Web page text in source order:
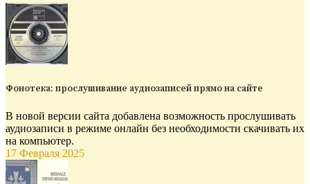
Фонотека: прослушивание аудиозаписей прямо на сайте
В новой версии сайта добавлена возможность прослушивать
аудиозаписи в режиме онлайн без необходимости скачивать их
на компьютер.
17 Февраля 2025